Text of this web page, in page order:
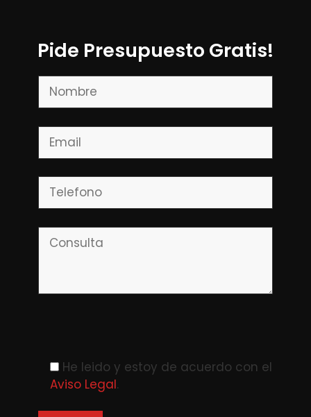
Pide Presupuesto Gratis!
He leido y estoy de acuerdo con el
Aviso Legal.